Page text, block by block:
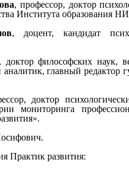
, профессор, доктор
Института образования
, доцент, кандидат
доктор философских наук,
главный редактор
доктор
мониторинга
Практик развития: